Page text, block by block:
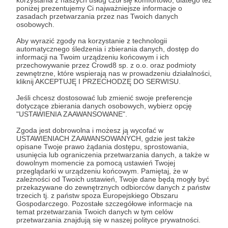
poniżej prezentujemy Ci najważniejsze informacje o
zasadach przetwarzania przez nas Twoich danych
osobowych.
Aby wyrazić zgody na korzystanie z technologii
automatycznego śledzenia i zbierania danych, dostęp do
informacji na Twoim urządzeniu końcowym i ich
przechowywanie przez Crowd8 sp. z o.o. oraz podmioty
zewnętrzne, które wspierają nas w prowadzeniu działalności,
kliknij AKCEPTUJĘ I PRZECHODZĘ DO SERWISU.
Jeśli chcesz dostosować lub zmienić swoje preferencje
dotyczące zbierania danych osobowych, wybierz opcję
"USTAWIENIA ZAAWANSOWANE".
Zgoda jest dobrowolna i możesz ją wycofać w
USTAWIENIACH ZAAWANSOWANYCH, gdzie jest także
opisane Twoje prawo żądania dostępu, sprostowania,
usunięcia lub ograniczenia przetwarzania danych, a także w
dowolnym momencie za pomocą ustawień Twojej
przeglądarki w urządzeniu końcowym. Pamiętaj, że w
zależności od Twoich ustawień, Twoje dane będą mogły być
przekazywane do zewnętrznych odbiorców danych z państw
trzecich tj. z państw spoza Europejskiego Obszaru
Gospodarczego. Pozostałe szczegółowe informacje na
temat przetwarzania Twoich danych w tym celów
przetwarzania znajdują się w naszej polityce prywatności.
pełni w PSP rolę krajowego koordynatora
wyszkolenia instruktorów GPW. Jest też jednym z
najbardziej skutecznych inspiratorów rozwoju
profilaktyki zdrowotnej strażaków w kwestiach
nowotworów oraz zdrowia psychicznego. W
ramach prowadzonego wolontariatu zrealizował
liczne przedsięwzięcia z zakresu, który obecnie
realizuje Fundacja cfbt.pl.
Przez lata swojej działalności grupa
instruktorów cfbt.plprzeszkoliła tysiące
jakości i bezpieczeństwa w szkoleniu i stała się
gronem opiniotwórczym. Aktywność cfbt.pl na
wielu polach jest dziś doskonale znana strażakom
w całym kraju i poza jego granicami.
Jasno określona wizja i sprecyzowane cele
pozwoliły uniknąć komercjalizacji potencjału
grupy, która od początku swej aktywności
budowała markę na działaniach społecznych i
Rozwiń opis
Słuchaj w Patronite Audio!
SłuchajFundacja cfbt plw aplikacji Patronite
Audio.
Pobierz aplikację na swój telefon lub słuchaj w
przeglądarce.
Słuchaj